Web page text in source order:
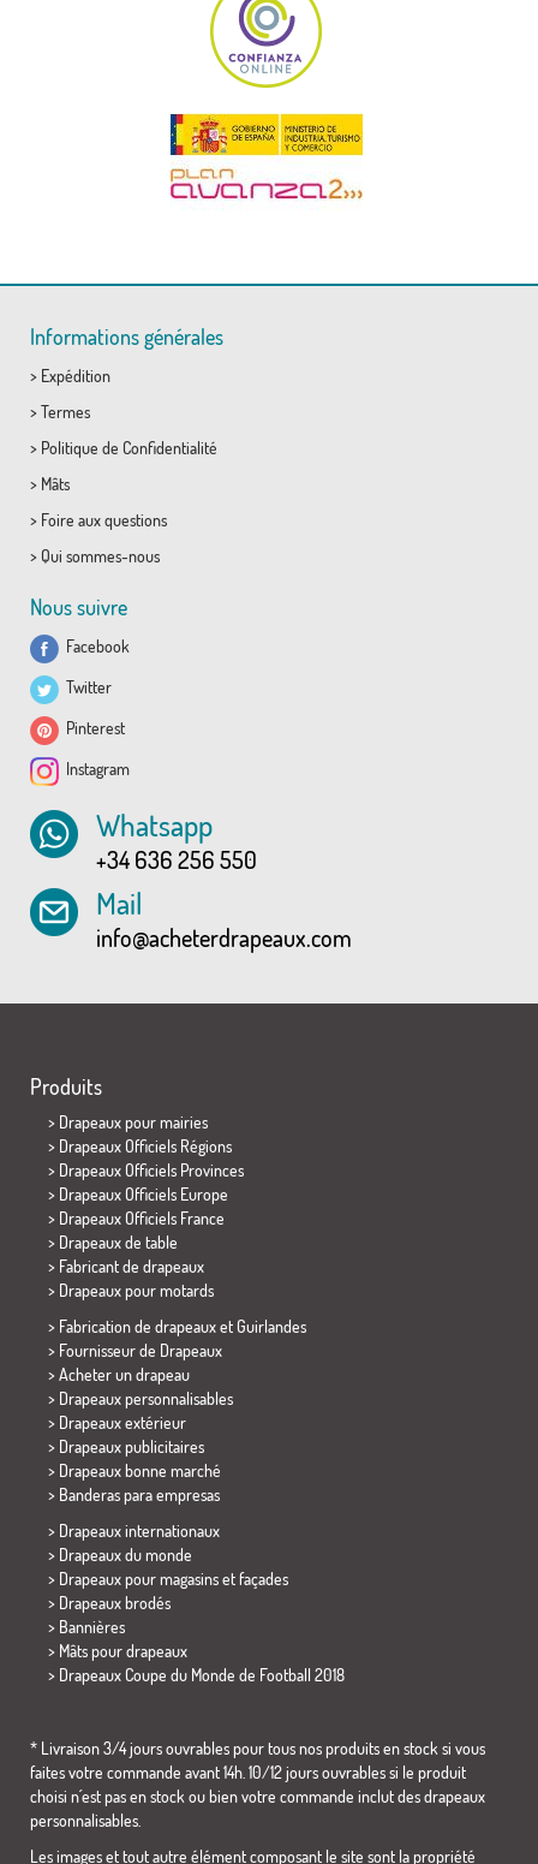
Informations générales
> Expédition
> Termes
> Politique de Confidentialité
> Mâts
> Foire aux questions
> Qui sommes-nous
Nous suivre
Facebook
Twitter
Pinterest
Instagram
Whatsapp
+34 636 256 550
Mail
info@acheterdrapeaux.com
Produits
> Drapeaux pour mairies
> Drapeaux Officiels Régions
> Drapeaux Officiels Provinces
> Drapeaux Officiels Europe
> Drapeaux Officiels France
> Drapeaux de table
> Fabricant de drapeaux
> Drapeaux pour motards
> Fabrication de drapeaux et Guirlandes
> Fournisseur de Drapeaux
> Acheter un drapeau
> Drapeaux personnalisables
> Drapeaux extérieur
> Drapeaux publicitaires
> Drapeaux bonne marché
> Banderas para empresas
> Drapeaux internationaux
> Drapeaux du monde
> Drapeaux pour magasins et façades
> Drapeaux brodés
> Bannières
> Mâts pour drapeaux
> Drapeaux Coupe du Monde de Football 2018
* Livraison 3/4 jours ouvrables pour tous nos produits en stock si vous
faites votre commande avant 14h. 10/12 jours ouvrables si le produit
choisi n´est pas en stock ou bien votre commande inclut des drapeaux
personnalisables.
Les images et tout autre élément composant le site sont la propriété